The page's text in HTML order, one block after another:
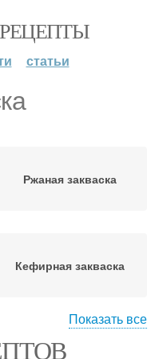
статьи
Ржаная закваска
Кефирная закваска
Советы по закваске
Показать все